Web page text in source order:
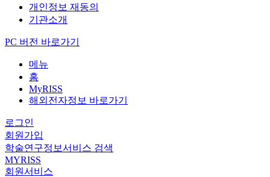
개인정보 재동의
기관소개
PC 버전 바로가기
메뉴
홈
MyRISS
해외전자정보 바로가기
로그인
회원가입
학술연구정보서비스 검색
MYRISS
회원서비스